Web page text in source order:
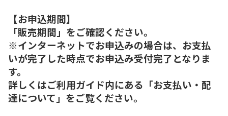
【お申込期間】
「販売期間」をご確認ください。
※インターネットでお申込みの場合は、お支払
いが完了した時点でお申込み受付完了となりま
す。
詳しくはご利用ガイド内にある「お支払い・配
達について」をご覧ください。